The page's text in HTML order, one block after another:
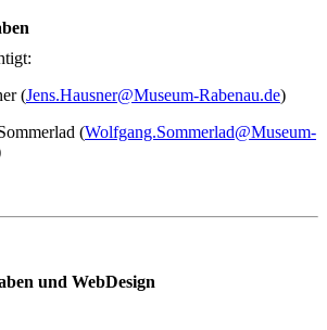
(Jens.Hausner@Museum-Rabenau.de)
(Wolfgang.Sommerlad@Museum-
und WebDesign